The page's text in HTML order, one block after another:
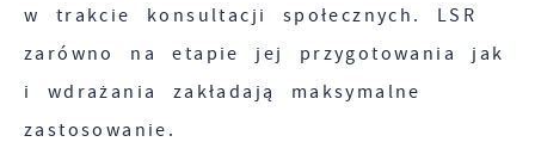
w trakcie konsultacji społecznych. LSR
zarówno na etapie jej przygotowania jak
i wdrażania zakładają maksymalne
zastosowanie.